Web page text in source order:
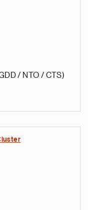
/ NTO / CTS)